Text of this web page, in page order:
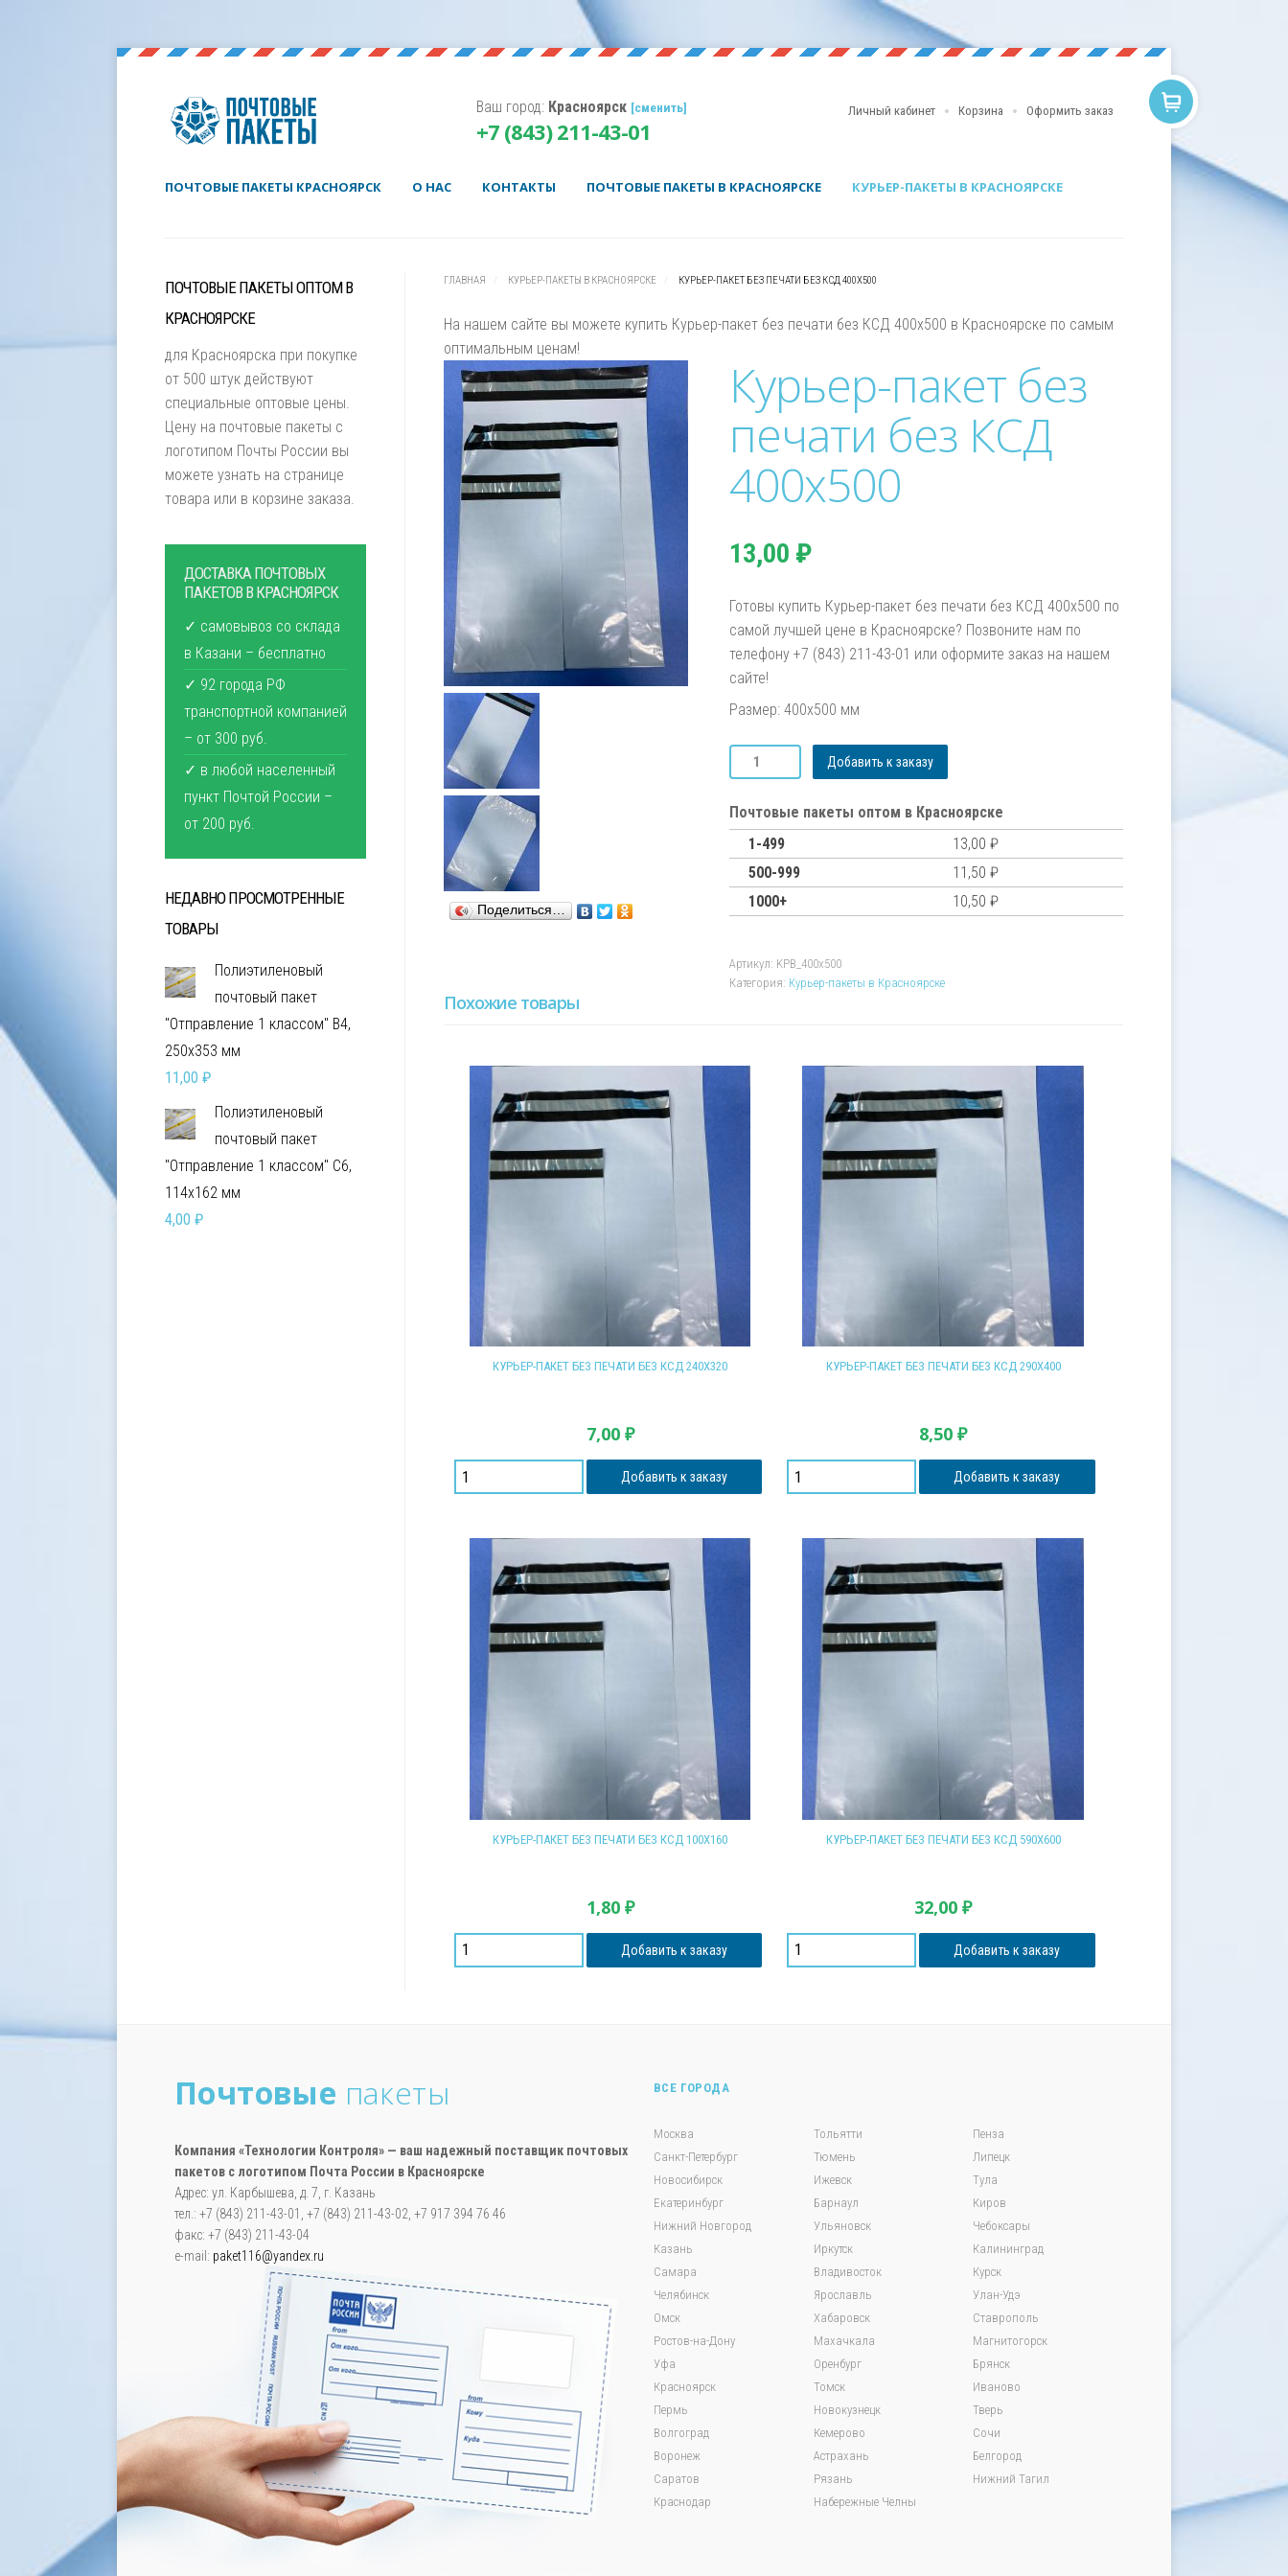
Личный кабинет Корзина Оформить заказ
Ваш город: Красноярск [сменить]
+7 (843) 211-43-01
ПОЧТОВЫЕ ПАКЕТЫ КРАСНОЯРСК О НАС КОНТАКТЫ ПОЧТОВЫЕ ПАКЕТЫ В КРАСНОЯРСКЕ КУРЬЕР-ПАКЕТЫ В КРАСНОЯРСКЕ
ГЛАВНАЯ КУРЬЕР-ПАКЕТЫ В КРАСНОЯРСКЕ КУРЬЕР-ПАКЕТ БЕЗ ПЕЧАТИ БЕЗ КСД 400Х500
На нашем сайте вы можете купить Курьер-пакет без печати без КСД 400х500 в Красноярске по самым
оптимальным ценам!
Поделиться…
Курьер-пакет без
печати без КСД
400х500
13,00 ₽
Готовы купить Курьер-пакет без печати без КСД 400х500 по
самой лучшей цене в Красноярске? Позвоните нам по
телефону +7 (843) 211-43-01 или оформите заказ на нашем
сайте!
Размер: 400х500 мм
Количество
товара
пакет
без
печати
КСД
400х500
Добавить к заказу
Почтовые пакеты оптом в Красноярске
1-499
13,00 ₽
500-999
11,50 ₽
1000+
10,50 ₽
Артикул: KPB_400х500
Категория: Курьер-пакеты в Красноярске
Похожие товары
КУРЬЕР-ПАКЕТ БЕЗ ПЕЧАТИ БЕЗ КСД 240Х320
7,00 ₽
Добавить к заказу
КУРЬЕР-ПАКЕТ БЕЗ ПЕЧАТИ БЕЗ КСД 290Х400
8,50₽
Добавить к заказу
КУРЬЕР-ПАКЕТ БЕЗ ПЕЧАТИ БЕЗ КСД 100Х160
1,80 ₽
Добавить к заказу
КУРЬЕР-ПАКЕТ БЕЗ ПЕЧАТИ БЕЗ КСД 590Х600
32,00₽
Добавить к заказу
ПОЧТОВЫЕ ПАКЕТЫ ОПТОМ В
КРАСНОЯРСКЕ
для Красноярска при покупке
от 500 штук действуют
специальные оптовые цены.
Цену на почтовые пакеты с
логотипом Почты России вы
можете узнать на странице
товара или в корзине заказа.
ДОСТАВКА ПОЧТОВЫХ
ПАКЕТОВ В КРАСНОЯРСК
✓ самовывоз со склада
в Казани – бесплатно
✓ 92 города РФ
транспортной компанией
– от 300 руб.
✓ в любой населенный
пункт Почтой России –
от 200 руб.
НЕДАВНО ПРОСМОТРЕННЫЕ
ТОВАРЫ
Полиэтиленовый
почтовый пакет
"Отправление 1 классом" В4,
250х353 мм
11,00 ₽
Полиэтиленовый
почтовый пакет
"Отправление 1 классом" С6,
114х162 мм
4,00 ₽
Почтовые пакеты
Компания «Технологии Контроля» — ваш надежный поставщик почтовых
пакетов с логотипом Почта России в Красноярске
Адрес: ул. Карбышева, д. 7, г. Казань
тел.: +7 (843) 211-43-01, +7 (843) 211-43-02, +7 917 394 76 46
факс: +7 (843) 211-43-04
e-mail: paket116@yandex.ru
ВСЕ ГОРОДА
Москва
Санкт-Петербург
Новосибирск
Екатеринбург
Нижний Новгород
Казань
Самара
Челябинск
Омск
Ростов-на-Дону
Уфа
Красноярск
Пермь
Волгоград
Воронеж
Саратов
Краснодар
Тольятти
Тюмень
Ижевск
Барнаул
Ульяновск
Иркутск
Владивосток
Ярославль
Хабаровск
Махачкала
Оренбург
Томск
Новокузнецк
Кемерово
Астрахань
Рязань
Набережные Челны
Пенза
Липецк
Тула
Киров
Чебоксары
Калининград
Курск
Улан-Удэ
Ставрополь
Магнитогорск
Брянск
Иваново
Тверь
Сочи
Белгород
Нижний Тагил
Username
Корзина пуста.